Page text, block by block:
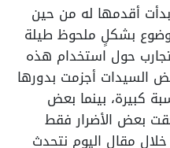
أقدمها له من حين
بشكلٍ ملحوظ طيلة
حول استخدام هذه
السيدات أجزمت بدورها
كبيرة، بينما بعض
بعض الأضرار فقط
مقال اليوم نتحدث